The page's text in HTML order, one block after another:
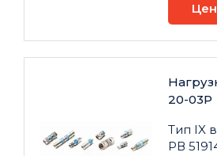
20-03Р
Тип IX
РВ